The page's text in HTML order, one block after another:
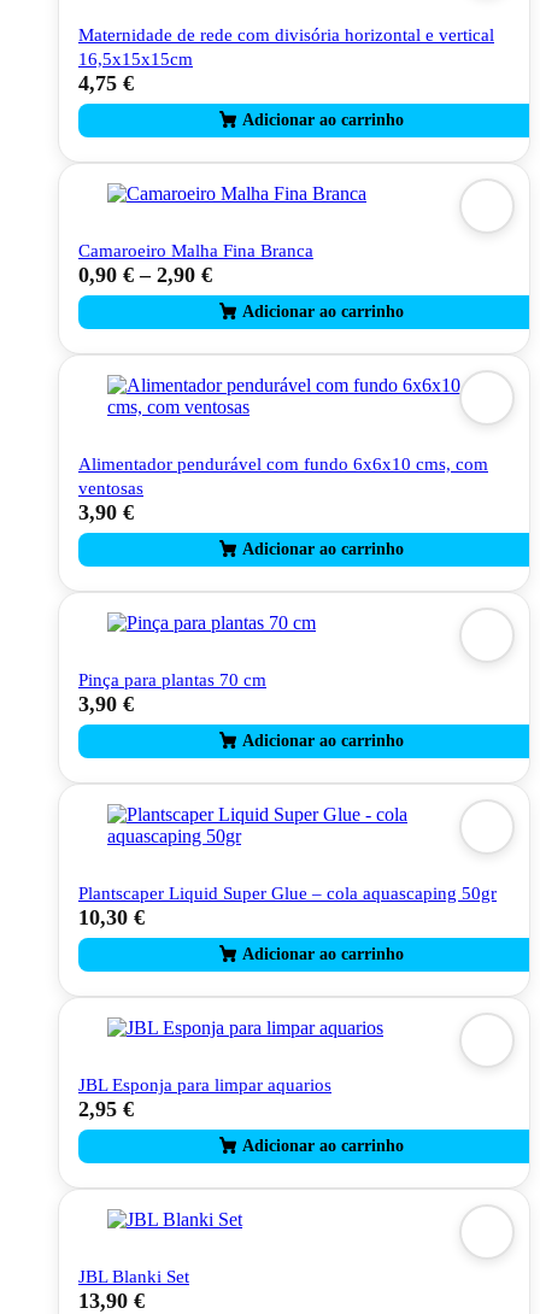
Maternidade de rede com divisória horizontal e vertical
16,5x15x15cm
4,75 €
Camaroeiro Malha Fina Branca
0,90 € – 2,90 €
This
product
has
multiple
variants.
options
chosen
the
product
page
Alimentador pendurável com fundo 6x6x10 cms, com
ventosas
3,90 €
Pinça para plantas 70 cm
3,90 €
Plantscaper Liquid Super Glue – cola aquascaping 50gr
10,30 €
JBL Esponja para limpar aquarios
2,95 €
JBL Blanki Set
13,90 €